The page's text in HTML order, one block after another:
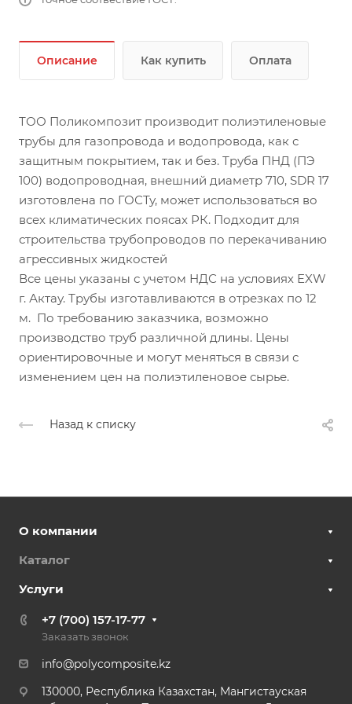
Описание Как купить Оплата
ТОО Поликомпозит производит полиэтиленовые
трубы для газопровода и водопровода, как с
защитным покрытием, так и без. Труба ПНД (ПЭ
100) водопроводная, внешний диаметр 710, SDR 17
изготовлена по ГОСТу, может использоваться во
всех климатических поясах РК. Подходит для
строительства трубопроводов по перекачиванию
агрессивных жидкостей
Все цены указаны с учетом НДС на условиях EXW
г. Актау. Трубы изготавливаются в отрезках по 12
м. По требованию заказчика, возможно
производство труб различной длины. Цены
ориентировочные и могут меняться в связи с
изменением цен на полиэтиленовое сырье.
Назад к списку
О компании
Каталог
Услуги
+7 (700) 157-17-77
Заказать звонок
info@polycomposite.kz
130000, Республика Казахстан, Мангистауская